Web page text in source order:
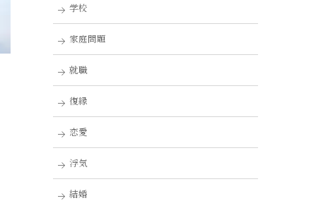
学校
家庭問題
就職
復縁
恋愛
浮気
結婚